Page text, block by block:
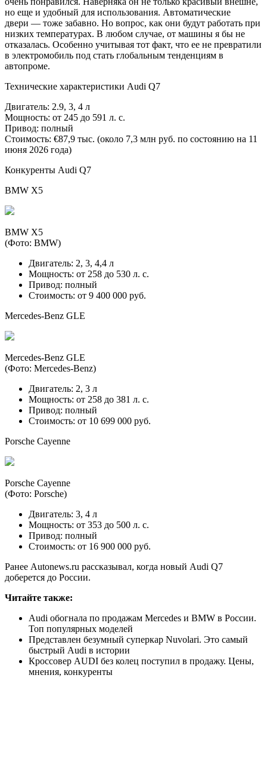
но еще и удобный для использования. Автоматические
двери — тоже забавно. Но вопрос, как они будут работать при
низких температурах. В любом случае, от машины я бы не
отказалась. Особенно учитывая тот факт, что ее не превратили
в электромобиль под стать глобальным тенденциям в
автопроме.
Технические характеристики Audi Q7
Двигатель: 2.9, 3, 4 л
Мощность: от 245 до 591 л. с.
Привод: полный
Стоимость: €87,9 тыс. (около 7,3 млн руб. по состоянию на 11
июня 2026 года)
Конкуренты Audi Q7
BMW X5
BMW X5
(Фото: BMW)
Двигатель: 2, 3, 4,4 л
Мощность: от 258 до 530 л. с.
Привод: полный
Стоимость: от 9 400 000 руб.
Mercedes-Benz GLE
Mercedes-Benz GLE
(Фото: Mercedes-Benz)
Двигатель: 2, 3 л
Мощность: от 258 до 381 л. с.
Привод: полный
Стоимость: от 10 699 000 руб.
Porsche Cayenne
Porsche Cayenne
(Фото: Porsche)
Двигатель: 3, 4 л
Мощность: от 353 до 500 л. с.
Привод: полный
Стоимость: от 16 900 000 руб.
Ранее Autonews.ru рассказывал, когда новый Audi Q7
доберется до России.
Читайте также:
Audi обогнала по продажам Mercedes и BMW в России.
Топ популярных моделей
Представлен безумный суперкар Nuvolari. Это самый
быстрый Audi в истории
Кроссовер AUDI без колец поступил в продажу. Цены,
мнения, конкуренты